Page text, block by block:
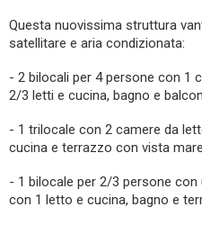
Questa nuovissima struttura
satellitare e aria condizionata:
- 2 bilocali per 4 persone con 1
2/3 letti e cucina, bagno e
- 1 trilocale con 2 camere da
cucina e terrazzo con vista
- 1 bilocale per 2/3 persone
con 1 letto e cucina, bagno e